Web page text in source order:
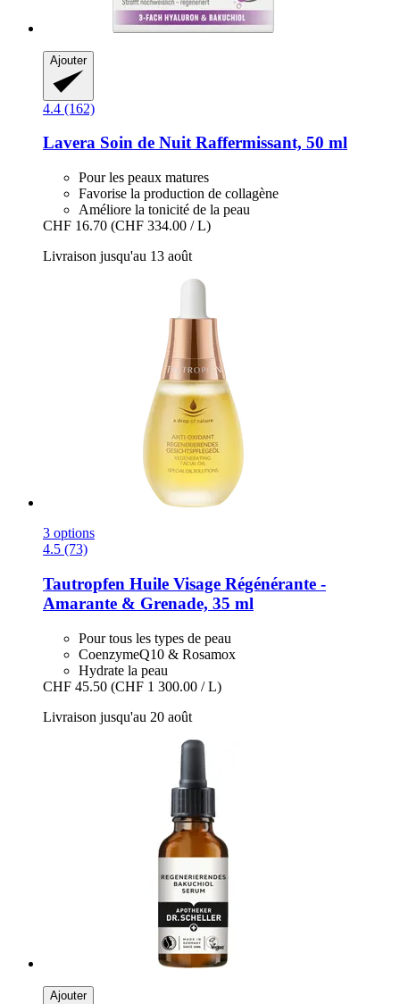
Ajouter
4.4 (162)
Lavera Soin de Nuit Raffermissant, 50 ml
Pour les peaux matures
Favorise la production de collagène
Améliore la tonicité de la peau
CHF 16.70 (CHF 334.00 / L)
Livraison jusqu'au 13 août
3 options
4.5 (73)
Tautropfen Huile Visage Régénérante -​
Amarante & Grenade, 35 ml
Pour tous les types de peau
CoenzymeQ10 & Rosamox
Hydrate la peau
CHF 45.50 (CHF 1 300.00 / L)
Livraison jusqu'au 20 août
Ajouter